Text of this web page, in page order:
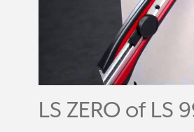
LS ZERO of